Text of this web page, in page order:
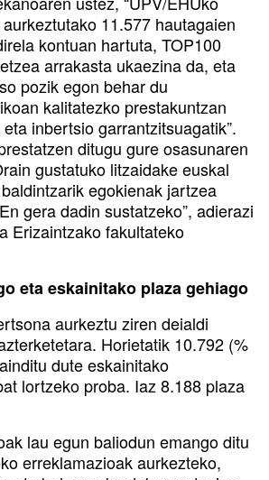
11.577 hautagaien
kontuan hartuta, TOP100
arrakasta ukaezina da, eta
pozik egon behar du
kalitatezko prestakuntzan
inbertsio garrantzitsuagatik”.
ditugu gure osasunaren
gustatuko litzaidake euskal
egokienak jartzea
gera dadin sustatzeko”, adierazi
Erizaintzako fakultateko
eta eskainitako plaza gehiago
aurkeztu ziren deialdi
Horietatik 10.792 (%
dute eskainitako
lortzeko proba. Iaz 8.188 plaza
lau egun baliodun emango ditu
erreklamazioak aurkezteko,